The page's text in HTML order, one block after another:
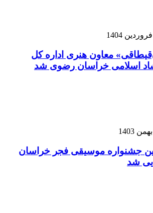
معاون هنری اداره کل
اسلامی خراسان رضوی شد
جشنواره موسیقی فجر خراسان
شد